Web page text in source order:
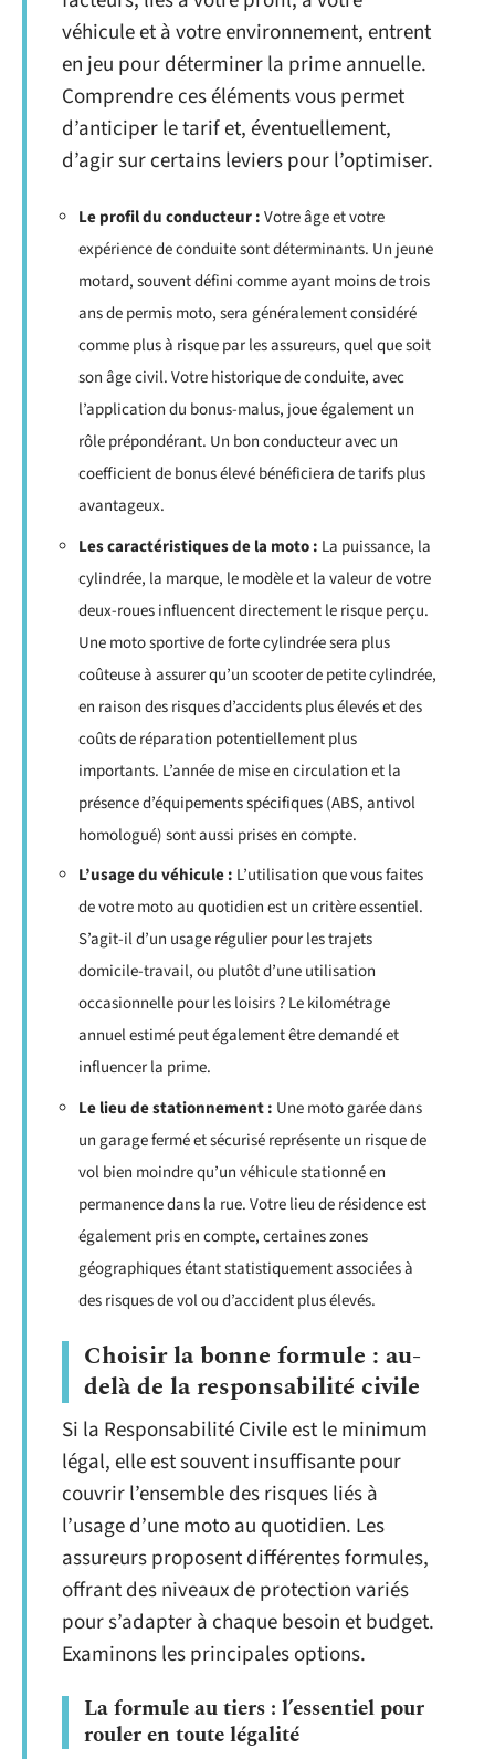
véhicule et à votre environnement, entrent
en jeu pour déterminer la prime annuelle.
Comprendre ces éléments vous permet
d’anticiper le tarif et, éventuellement,
d’agir sur certains leviers pour l’optimiser.
Le profil du conducteur :Votre âge et votre
expérience de conduite sont déterminants. Un jeune
motard, souvent défini comme ayant moins de trois
ans de permis moto, sera généralement considéré
comme plus à risque par les assureurs, quel que soit
son âge civil. Votre historique de conduite, avec
l’application du bonus-malus, joue également un
rôle prépondérant. Un bon conducteur avec un
coefficient de bonus élevé bénéficiera de tarifs plus
avantageux.
Les caractéristiques de la moto : La puissance, la
cylindrée, la marque, le modèle et la valeur de votre
deux-roues influencent directement le risque perçu.
Une moto sportive de forte cylindrée sera plus
coûteuse à assurer qu’un scooter de petite cylindrée,
en raison des risques d’accidents plus élevés et des
coûts de réparation potentiellement plus
importants. L’année de mise en circulation et la
présence d’équipements spécifiques (ABS, antivol
homologué) sont aussi prises en compte.
L’usage du véhicule : L’utilisation que vous faites
de votre moto au quotidien est un critère essentiel.
S’agit-il d’un usage régulier pour les trajets
domicile-travail, ou plutôt d’une utilisation
occasionnelle pour les loisirs ? Le kilométrage
annuel estimé peut également être demandé et
influencer la prime.
Le lieu de stationnement : Une moto garée dans
un garage fermé et sécurisé représente un risque de
vol bien moindre qu’un véhicule stationné en
permanence dans la rue. Votre lieu de résidence est
également pris en compte, certaines zones
géographiques étant statistiquement associées à
des risques de vol ou d’accident plus élevés.
Choisir la bonne formule : au-
delà de la responsabilité civile
Si la Responsabilité Civile est le minimum
légal, elle est souvent insuffisante pour
couvrir l’ensemble des risques liés à
l’usage d’une moto au quotidien. Les
assureurs proposent différentes formules,
offrant des niveaux de protection variés
pour s’adapter à chaque besoin et budget.
Examinons les principales options.
La formule au tiers : l’essentiel pour
rouler en toute légalité